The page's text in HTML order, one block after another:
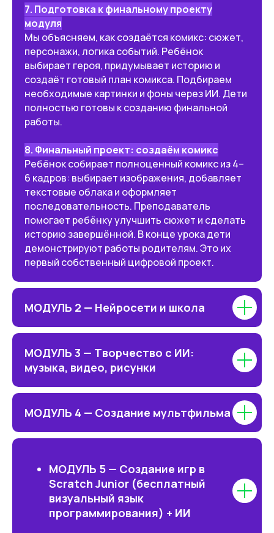
7. Подготовка к финальному проекту
модуля
Мы объясняем, как создаётся комикс: сюжет,
персонажи, логика событий. Ребёнок
выбирает героя, придумывает историю и
создаёт готовый план комикса. Подбираем
необходимые картинки и фоны через ИИ. Дети
полностью готовы к созданию финальной
работы.
8. Финальный проект: создаём комикс
Ребёнок собирает полноценный комикс из 4–
6 кадров: выбирает изображения, добавляет
текстовые облака и оформляет
последовательность. Преподаватель
помогает ребёнку улучшить сюжет и сделать
историю завершённой. В конце урока дети
демонстрируют работы родителям. Это их
первый собственный цифровой проект.
МОДУЛЬ 2 — Нейросети и школа
МОДУЛЬ 3 — Творчество с ИИ:
музыка, видео, рисунки
МОДУЛЬ 4 — Создание мультфильма
МОДУЛЬ 5 — Создание игр в
Scratch Junior (бесплатный
визуальный язык
программирования) + ИИ
решения.
🗣 Уверенность и презентация
Научится рассказывать о своих
проектах и уверенно делиться
результатами.
🚀 Самостоятельность
и ответственность
Будет учиться доводить
начатое до конца и гордиться
своими результатами.
Во время обучения ребенок
создаст настоящие проекты
и получит уверенность в своих
комикс или анимацию
дизайн персонажей и локаций
простой сайт или презентацию
ЗАПИСАТЬСЯ НА ПРОБНЫЙ УРОК
Как проходит обучение: